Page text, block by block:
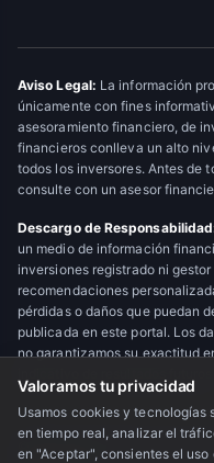
Aviso Legal: La información
únicamente con fines
asesoramiento financiero, de
financieros conlleva un alto
todos los inversores. Antes de
consulte con un asesor
Descargo de
un medio de información
inversiones registrado ni
recomendaciones
pérdidas o daños que puedan
publicada en este portal. Los
no garantizamos su exactitud
© 2026 Último Minuto OTC
Valoramos tu privacidad
Usamos cookies y tecnologías
en tiempo real, analizar el
en "Aceptar", consientes el uso